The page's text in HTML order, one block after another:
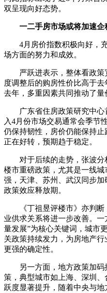
双呈现向好态势。
一二手房市场或将加速企
4月房价指数积极向好，充
场方面的努力和成效。
严跃进表示，整体看政策
度调整后的购房性价比高于
去年，多重因素共同推动了量
广东省住房政策研究中心
入4月份市场交易通常会季节
仍保持韧性，房价仍能保持
正在好转，预期趋于稳定。
对于后续的走势，张波分
楼市重磅政策，尤其是一线
强，天津、苏州、武汉同步
政策效应释放期。
《丁祖昱评楼市》亦判断
业供求关系将进一步改善。
量发展”为核心关键词，城市
关政策持续发力，为房地产
更强的确定性。
另一方面，地方政策加码
策，典型城市如上海、深圳
跃度显著提升，随着中央与